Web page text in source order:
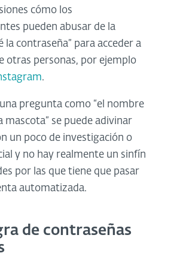
cómo los
pueden abusar de la
la contraseña” para acceder a
otras personas, por ejemplo
.
pregunta como “el nombre
mascota” se puede adivinar
un poco de investigación o
y no hay realmente un sinfín
por las que tiene que pasar
automatizada.
de contraseñas